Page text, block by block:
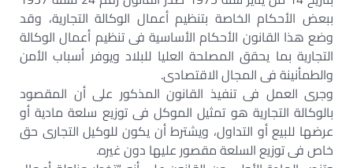
ببعض الأحكام الخاصة بتنظيم أعمال الوكالة التجارية، وقد
وضع هذا القانون الأحكام الأساسية فى تنظيم أعمال الوكالة
التجارية بما يحقق المصلحة العليا للبلاد ويوفر أسباب الأمن
والطمأنينة فى المجال الاقتصادى.
وجرى العمل فى تنفيذ القانون المذكور على أن المقصود
بالوكالة التجارية هو تمثيل الموكل فى توزيع سلعة مادية أو
عرضها للبيع أو التداول، ويشترط أن يكون للوكيل التجارى حق
خاص فى توزيع السلعة مقصور عليها دون غيره.